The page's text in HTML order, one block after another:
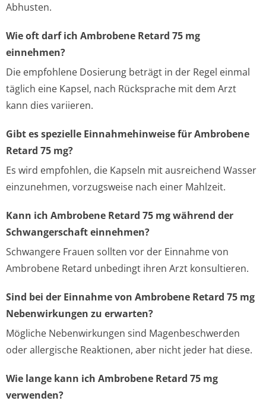
Abhusten.
Wie oft darf ich Ambrobene Retard 75 mg
einnehmen?
Die empfohlene Dosierung beträgt in der Regel einmal
täglich eine Kapsel, nach Rücksprache mit dem Arzt
kann dies variieren.
Gibt es spezielle Einnahmehinweise für Ambrobene
Retard 75 mg?
Es wird empfohlen, die Kapseln mit ausreichend Wasser
einzunehmen, vorzugsweise nach einer Mahlzeit.
Kann ich Ambrobene Retard 75 mg während der
Schwangerschaft einnehmen?
Schwangere Frauen sollten vor der Einnahme von
Ambrobene Retard unbedingt ihren Arzt konsultieren.
Sind bei der Einnahme von Ambrobene Retard 75 mg
Nebenwirkungen zu erwarten?
Mögliche Nebenwirkungen sind Magenbeschwerden
oder allergische Reaktionen, aber nicht jeder hat diese.
Wie lange kann ich Ambrobene Retard 75 mg
verwenden?